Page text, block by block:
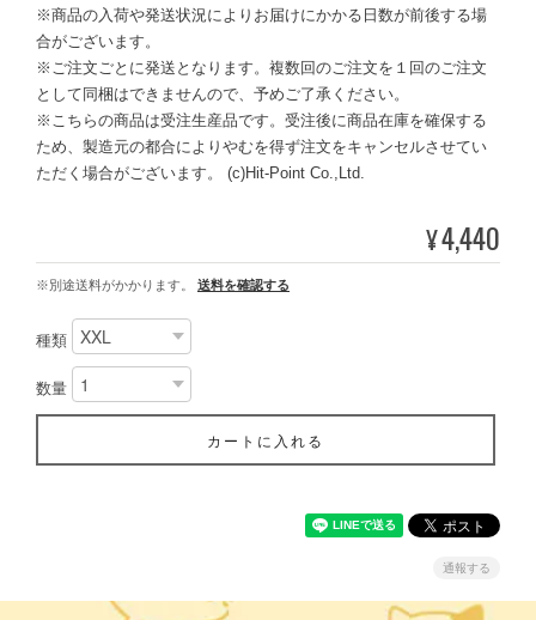
※商品の入荷や発送状況によりお届けにかかる日数が前後する場
合がございます。
※ご注文ごとに発送となります。複数回のご注文を１回のご注文
として同梱はできませんので、予めご了承ください。
※こちらの商品は受注生産品です。受注後に商品在庫を確保する
ため、製造元の都合によりやむを得ず注文をキャンセルさせてい
ただく場合がございます。 (c)Hit-Point Co.,Ltd.
¥4,440
※別途送料がかかります。 送料を確認する
種類
数量
カートに入れる
通報する